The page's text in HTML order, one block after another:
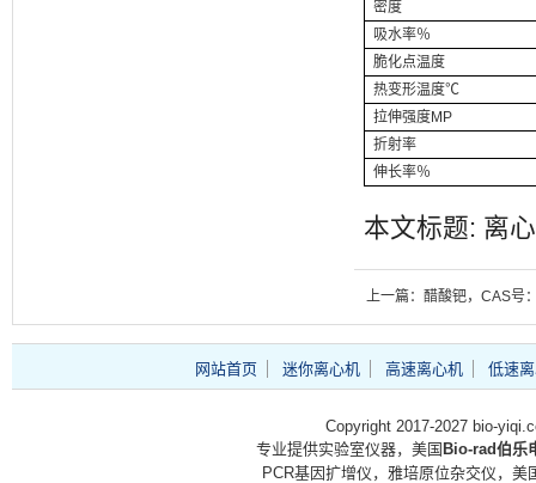
密度
吸水率％
脆化点温度
热变形温度℃
拉伸强度MP
折射率
伸长率％
本文标题: 离
上一篇：醋酸钯，CAS号
网站首页 迷你离心机 高速离心机 低速
Copyright 2017-2027 bio-
专业提供实验室仪器，美国 Bio-rad伯乐
PCR基因扩增仪，雅培原位杂交仪，